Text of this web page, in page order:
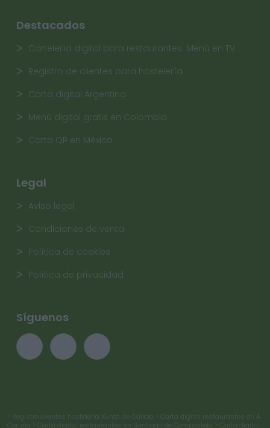
Destacados
Cartelería digital para restaurantes. Menú en TV
Registro de clientes para hostelería
Carta digital Argentina
Menú digital gratis en Colombia
Carta QR en México
Legal
Aviso legal
Condiciones de venta
Política de cookies
Política de privacidad
Síguenos
> Registro clientes hostelería Xunta de Galicia > Carta digital restaurantes en A
Coruña > Carta digital restaurantes en Santiago de Compostela > Carta digital